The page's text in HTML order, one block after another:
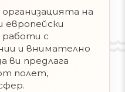
организацията на
европейски
работи с
и внимателно
ви предлага
полет,